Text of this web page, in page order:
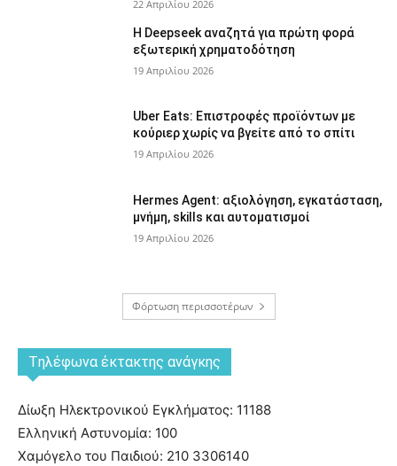
22 Απριλίου 2026
Η Deepseek αναζητά για πρώτη φορά
εξωτερική χρηματοδότηση
19 Απριλίου 2026
Uber Eats: Επιστροφές προϊόντων με
κούριερ χωρίς να βγείτε από το σπίτι
19 Απριλίου 2026
Hermes Agent: αξιολόγηση, εγκατάσταση,
μνήμη, skills και αυτοματισμοί
19 Απριλίου 2026
Φόρτωση περισσοτέρων
Tηλέφωνα έκτακτης ανάγκης
Δίωξη Ηλεκτρονικού Εγκλήματος: 11188
Ελληνική Αστυνομία: 100
Χαμόγελο του Παιδιού: 210 3306140